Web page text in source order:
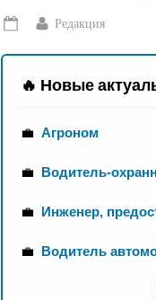
Posted
on
By
Редакция
🔥 Новые
💼 Агроном
💼 Водитель-
💼 Инженер,
💼 Водитель